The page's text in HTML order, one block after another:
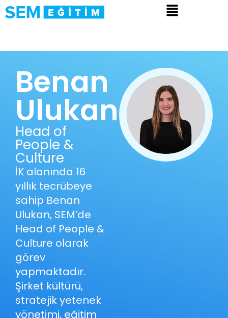
Benan
Ulukan
Head of
People &
Culture
İK alanında 16
yıllık tecrübeye
sahip Benan
Ulukan, SEM’de
Head of People &
Culture olarak
görev
yapmaktadır.
Şirket kültürü,
stratejik yetenek
yönetimi, eğitim